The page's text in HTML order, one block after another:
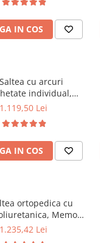
sistem aerisire cu
plus 2 perne
microfibra
lavabile la 60°C
IN COS
cu arcuri
individual,
Spring Milano,
soft, sistem de
perimetral, Saltex
perne matlasate
50x70cm, lavabile
1.119,50 Lei
IN COS
ortopedica cu
Memory
5 cm Paris,
1.235,42 Lei